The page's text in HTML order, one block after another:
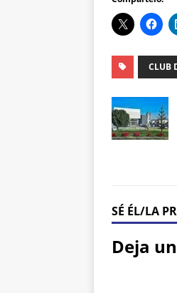
CLUB
SÉ ÉL/LA
Deja